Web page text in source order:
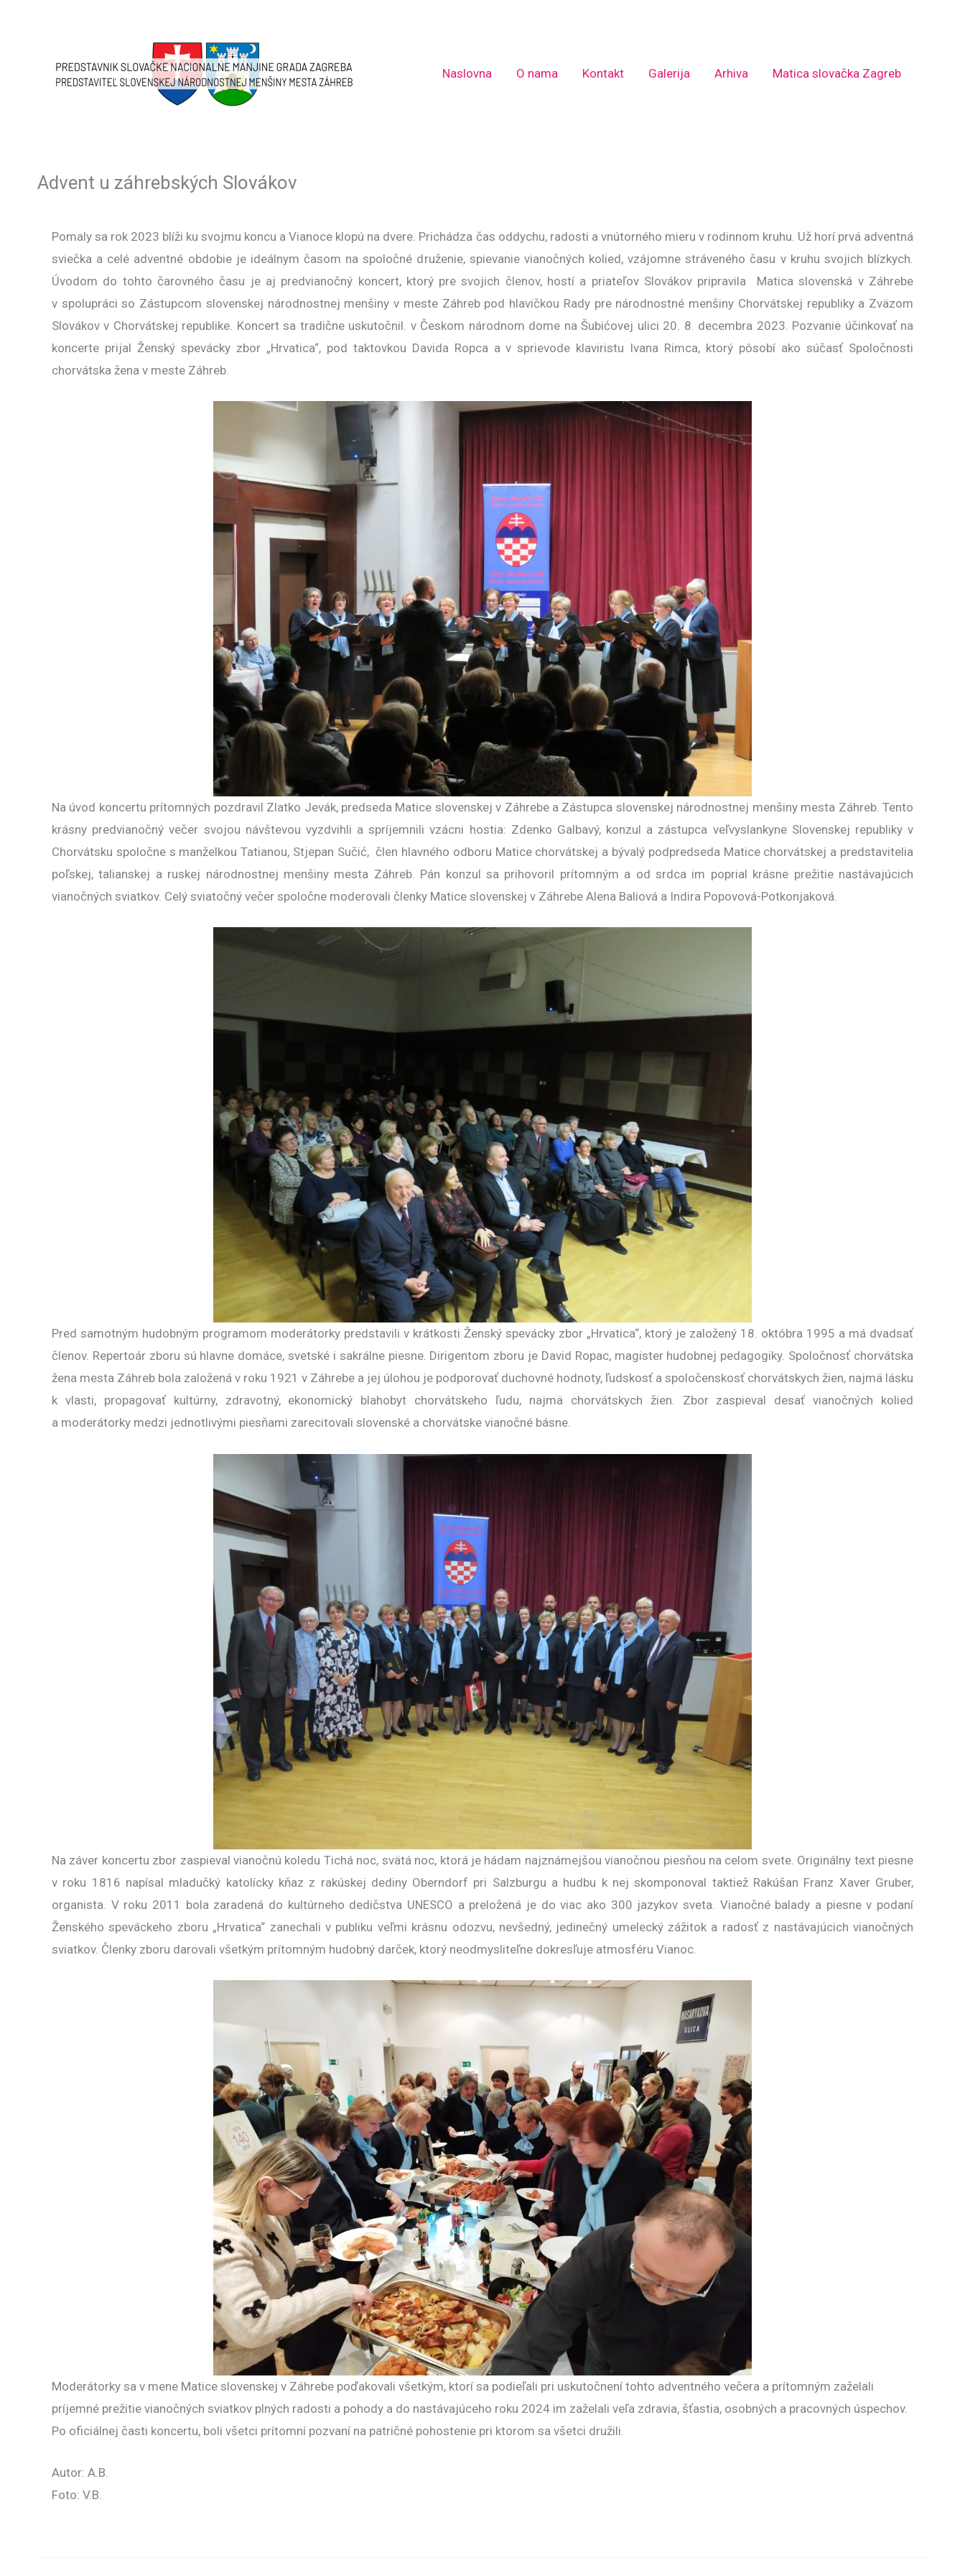
Naslovna
O nama Kontakt Galerija Arhiva Matica slovačka Zagreb
Advent u záhrebských Slovákov
Pomaly sa rok 2023 blíži ku svojmu koncu a Vianoce klopú na dvere. Prichádza čas oddychu, radosti a vnútorného mieru v rodinnom kruhu. Už horí prvá adventná
sviečka a celé adventné obdobie je ideálnym časom na spoločné druženie, spievanie vianočných kolied, vzájomne stráveného času v kruhu svojich blízkych.
Úvodom do tohto čarovného času je aj predvianočný koncert, ktorý pre svojich členov, hostí a priateľov Slovákov pripravila Matica slovenská v Záhrebe
v spolupráci so Zástupcom slovenskej národnostnej menšiny v meste Záhreb pod hlavičkou Rady pre národnostné menšiny Chorvátskej republiky a Zväzom
Slovákov v Chorvátskej republike. Koncert sa tradične uskutočnil. v Českom národnom dome na Šubićovej ulici 20. 8. decembra 2023. Pozvanie účinkovať na
koncerte prijal Ženský spevácky zbor „Hrvatica“, pod taktovkou Davida Ropca a v sprievode klaviristu Ivana Rimca, ktorý pôsobí ako súčasť Spoločnosti
chorvátska žena v meste Záhreb.
Na úvod koncertu prítomných pozdravil Zlatko Jevák, predseda Matice slovenskej v Záhrebe a Zástupca slovenskej národnostnej menšiny mesta Záhreb. Tento
krásny predvianočný večer svojou návštevou vyzdvihli a spríjemnili vzácni hostia: Zdenko Galbavý, konzul a zástupca veľvyslankyne Slovenskej republiky v
Chorvátsku spoločne s manželkou Tatianou, Stjepan Sučić, člen hlavného odboru Matice chorvátskej a bývalý podpredseda Matice chorvátskej a predstavitelia
poľskej, talianskej a ruskej národnostnej menšiny mesta Záhreb. Pán konzul sa prihovoril prítomným a od srdca im poprial krásne prežitie nastávajúcich
vianočných sviatkov. Celý sviatočný večer spoločne moderovali členky Matice slovenskej v Záhrebe Alena Baliová a Indira Popovová-Potkonjaková.
Pred samotným hudobným programom moderátorky predstavili v krátkosti Ženský spevácky zbor „Hrvatica“, ktorý je založený 18. októbra 1995 a má dvadsať
členov. Repertoár zboru sú hlavne domáce, svetské i sakrálne piesne. Dirigentom zboru je David Ropac, magister hudobnej pedagogiky. Spoločnosť chorvátska
žena mesta Záhreb bola založená v roku 1921 v Záhrebe a jej úlohou je podporovať duchovné hodnoty, ľudskosť a spoločenskosť chorvátskych žien, najmä lásku
k vlasti, propagovať kultúrny, zdravotný, ekonomický blahobyt chorvátskeho ľudu, najmä chorvátskych žien. Zbor zaspieval desať vianočných kolied
a moderátorky medzi jednotlivými piesňami zarecitovali slovenské a chorvátske vianočné básne.
Na záver koncertu zbor zaspieval vianočnú koledu Tichá noc, svätá noc, ktorá je hádam najznámejšou vianočnou piesňou na celom svete. Originálny text piesne
v roku 1816 napísal mladučký katolícky kňaz z rakúskej dediny Oberndorf pri Salzburgu a hudbu k nej skomponoval taktiež Rakúšan Franz Xaver Gruber,
organista. V roku 2011 bola zaradená do kultúrneho dedičstva UNESCO a preložená je do viac ako 300 jazykov sveta. Vianočné balady a piesne v podaní
Ženského speváckeho zboru „Hrvatica“ zanechali v publiku veľmi krásnu odozvu, nevšedný, jedinečný umelecký zážitok a radosť z nastávajúcich vianočných
sviatkov. Členky zboru darovali všetkým prítomným hudobný darček, ktorý neodmysliteľne dokresľuje atmosféru Vianoc.
Moderátorky sa v mene Matice slovenskej v Záhrebe poďakovali všetkým, ktorí sa podieľali pri uskutočnení tohto adventného večera a prítomným zaželali
príjemné prežitie vianočných sviatkov plných radosti a pohody a do nastávajúceho roku 2024 im zaželali veľa zdravia, šťastia, osobných a pracovných úspechov.
Po oficiálnej časti koncertu, boli všetci prítomní pozvaní na patričné pohostenie pri ktorom sa všetci družili.
Autor: A.B.
Foto: V.B.